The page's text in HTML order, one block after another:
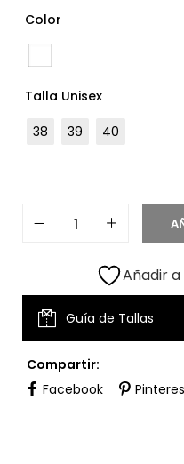
Color
Talla Unisex
38
39 40
Añadir
Guía de Tallas
Compartir:
Facebook